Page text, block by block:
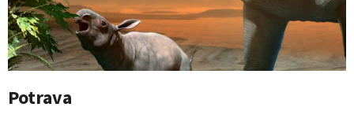
Potrava